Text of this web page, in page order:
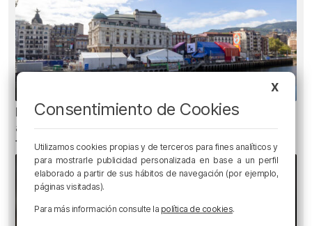
Bilbao contará con 37 txosnas, 19 puestos de
artesanía, diez de venta de globos y seis food
trucks en Aste Nagusia
X
Consentimiento de Cookies
Utilizamos cookies propias y de terceros para fines analíticos y
para mostrarle publicidad personalizada en base a un perfil
elaborado a partir de sus hábitos de navegación (por ejemplo,
páginas visitadas).
Para más información consulte la política de cookies.